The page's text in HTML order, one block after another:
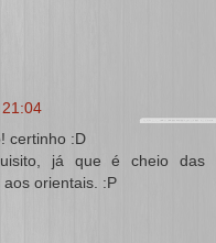
certinho :D
já que é cheio das
orientais. :P